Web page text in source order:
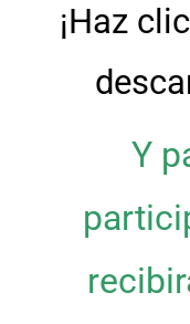
¡Haz
Y